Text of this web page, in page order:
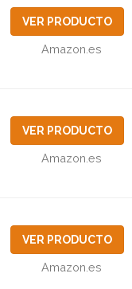
VER PRODUCTO
Amazon.es
VER PRODUCTO
Amazon.es
VER PRODUCTO
Amazon.es